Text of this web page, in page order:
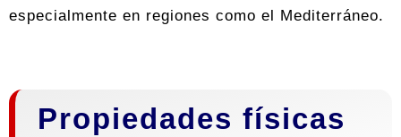
especialmente en regiones como el Mediterráneo.
Propiedades físicas